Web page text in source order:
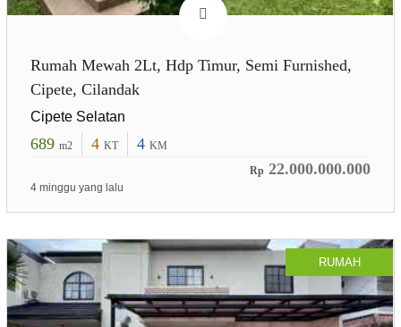
Rumah Mewah 2Lt, Hdp Timur, Semi Furnished,
Cipete, Cilandak
Cipete Selatan
689 m2 4 KT 4 KM
Rp 22.000.000.000
4 minggu yang lalu
RUMAH